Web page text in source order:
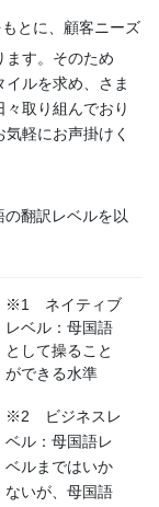
とに、顧客ニーズ
ます。そのため
ルを求め、さま
取り組んでおり
軽にお声掛けく
の翻訳レベルを以
※1 ネイティブ
レベル：母国語
として操ること
ができる水準
※2 ビジネスレ
ベル：母国語レ
ベルまではいか
ないが、母国語